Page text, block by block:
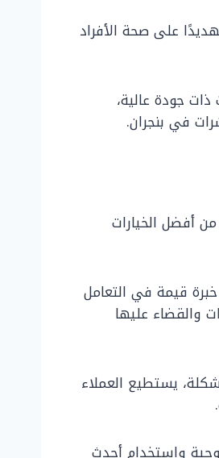
على صحة الأفراد
جودة عالية،
في بنجران.
أفضل الخيارات
قيمة في التعامل
والقضاء عليها
يستطيع العملاء
واستخدام أحدث